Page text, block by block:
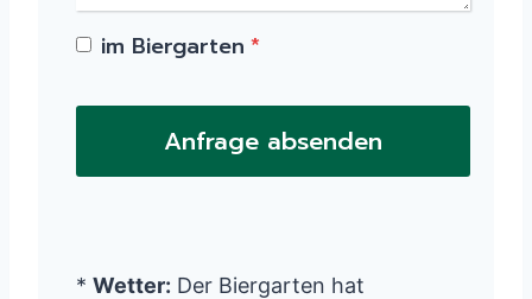
im Biergarten *
Anfrage absenden
* Wetter: Der Biergarten hat